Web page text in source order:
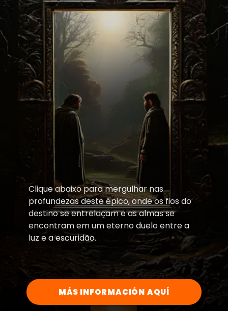
Clique abaixo para mergulhar nas
profundezas deste épico, onde os fios do
destino se entrelaçam e as almas se
encontram em um eterno duelo entre a
luz e a escuridão.
MÁS INFORMACIÓN AQUÍ